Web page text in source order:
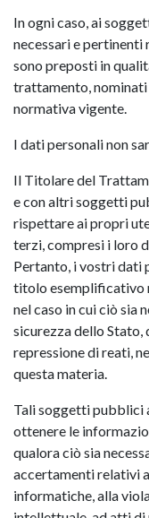
In ogni caso, ai
necessari e
sono preposti in
trattamento,
normativa vigente.
I dati personali non
Il Titolare del
e con altri soggetti
rispettare ai propri
terzi, compresi i loro
Pertanto, i vostri dati
titolo esemplificativo
nel caso in cui ciò sia
sicurezza dello Stato,
repressione di reati,
questa materia.
Tali soggetti pubblici
ottenere le
qualora ciò sia
accertamenti relativi
informatiche, alla